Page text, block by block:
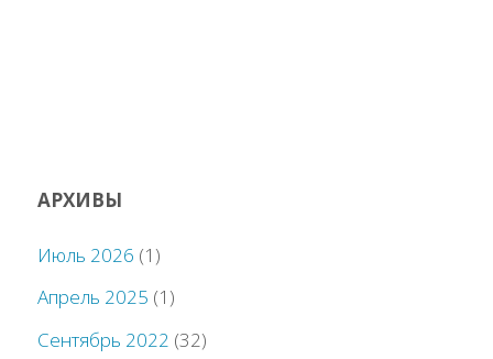
АРХИВЫ
Июль 2026 (1)
Апрель 2025 (1)
Сентябрь 2022 (32)